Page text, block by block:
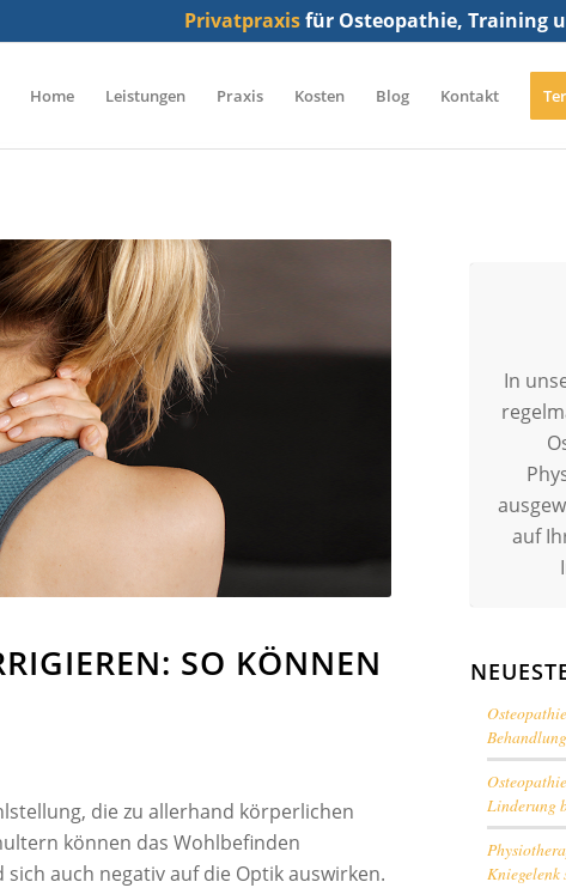
Privatpraxisfür Osteopathie, Training
Home Leistungen Praxis Kosten Blog Kontakt
SO KÖNNEN
die zu allerhand körperlichen
können das Wohlbefinden
auch negativ auf die Optik auswirken.
In
auf
Linderung
Kniegelenk